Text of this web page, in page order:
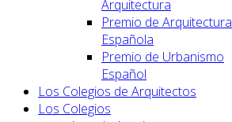
Arquitectura
Premio de Arquitectura
Española
Premio de Urbanismo
Español
Los Colegios de Arquitectos
Los Colegios